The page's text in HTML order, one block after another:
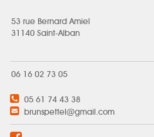
53 rue Bernard Amiel
31140 Saint-Alban
06 16 02 73 05
05 61 74 43 38
brunspettel@gmail.com